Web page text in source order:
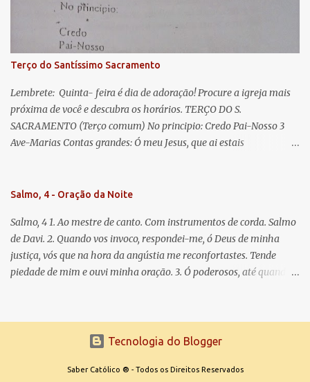
Jesus. Bendito é o fruto do vosso ventre, ó clemente, ó piedosa, ó
doce e sempre Virgem Maria. Rogai por nós Santa Mãe de Deus.
Para que sejamos dignos das promessas de Cristo. Amém.
Terço do Santíssimo Sacramento
Lembrete: Quinta- feira é dia de adoração! Procure a igreja mais
próxima de você e descubra os horários. TERÇO DO S.
SACRAMENTO (Terço comum) No principio: Credo Pai-Nosso 3
Ave-Marias Contas grandes: Ó meu Jesus, que ai estais
Vós morra eu! Nas contas pequenas: Sacramento de Amor!
que nos salva, dá-nos Vossa força, Vosso perdão e a Vossa
misericórdia. (no fim) Rezar 3 vezes: Louvores e graças se deem a
cada momento ao Santíssimo e Diviníssimo Sacramento.
Salmo, 4 - Oração da Noite
Salmo, 4 1. Ao mestre de canto. Com instrumentos de corda. Salmo
de Davi. 2. Quando vos invoco, respondei-me, ó Deus de minha
justiça, vós que na hora da angústia me reconfortastes. Tende
piedade de mim e ouvi minha oração. 3. Ó poderosos, até quando
o Senhor me ouviu quando o invoquei. 5. Tremei, mas sem pecar;
refleti em vossos corações, quando estiverdes em vossos leitos, e
Senhor. 7. Dizem muitos: Quem nos fará ver a felicidade? Fazei
Tecnologia do Blogger
Saber Católico ® - Todos os Direitos Reservados